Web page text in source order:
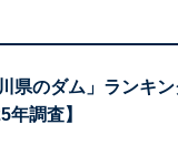
県のダム」ランキ
調査】